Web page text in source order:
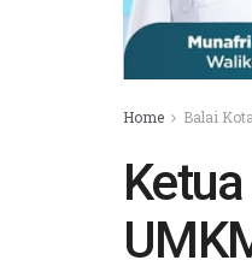
Home Balai